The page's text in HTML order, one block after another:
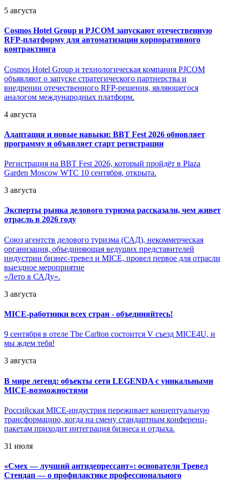
5 августа
Cosmos Hotel Group и PJCOM запускают отечественную
RFP-платформу для автоматизации корпоративного
контрактинга
Cosmos Hotel Group и технологическая компания PJCOM
объявляют о запуске стратегического партнерства и
внедрении отечественного RFP-решения, являющегося
аналогом международных платформ.
4 августа
Адаптация и новые навыки: BBT Fest 2026 обновляет
программу и объявляет старт регистрации
Регистрация на BBT Fest 2026, который пройдёт в Plaza
Garden Moscow WTC 10 сентября, открыта.
3 августа
Эксперты рынка делового туризма рассказали, чем живет
отрасль в 2026 году
Союз агентств делового туризма (САД), некоммерческая
организация, объединяющая ведущих представителей
индустрии бизнес-тревел и MICE, провел первое для отрасли
выездное мероприятие
«Лето в САДу».
3 августа
MICE-работники всех стран - объединяйтесь!
9 сентября в отеле The Carlton состоится V съезд MICE4U, и
мы ждем тебя!
3 августа
В мире легенд: объекты сети LEGENDA с уникальными
MICE-возможностями
Российская MICE-индустрия переживает концептуальную
трансформацию, когда на смену стандартным конференц-
пакетам приходит интеграция бизнеса и отдыха.
31 июля
«Смех — лучший антидепрессант»: основатели Тревел
Стендап — о профилактике профессионального